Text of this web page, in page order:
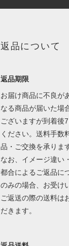
返品について
返品期限
お届け商品に不良が
なる商品が届いた場
ございますが到着後
ください。送料手数
品・ご交換を承りま
なお、イメージ違い
都合によるご返品に
のみの場合、お受け
ご返送の際の送料は
だきます。